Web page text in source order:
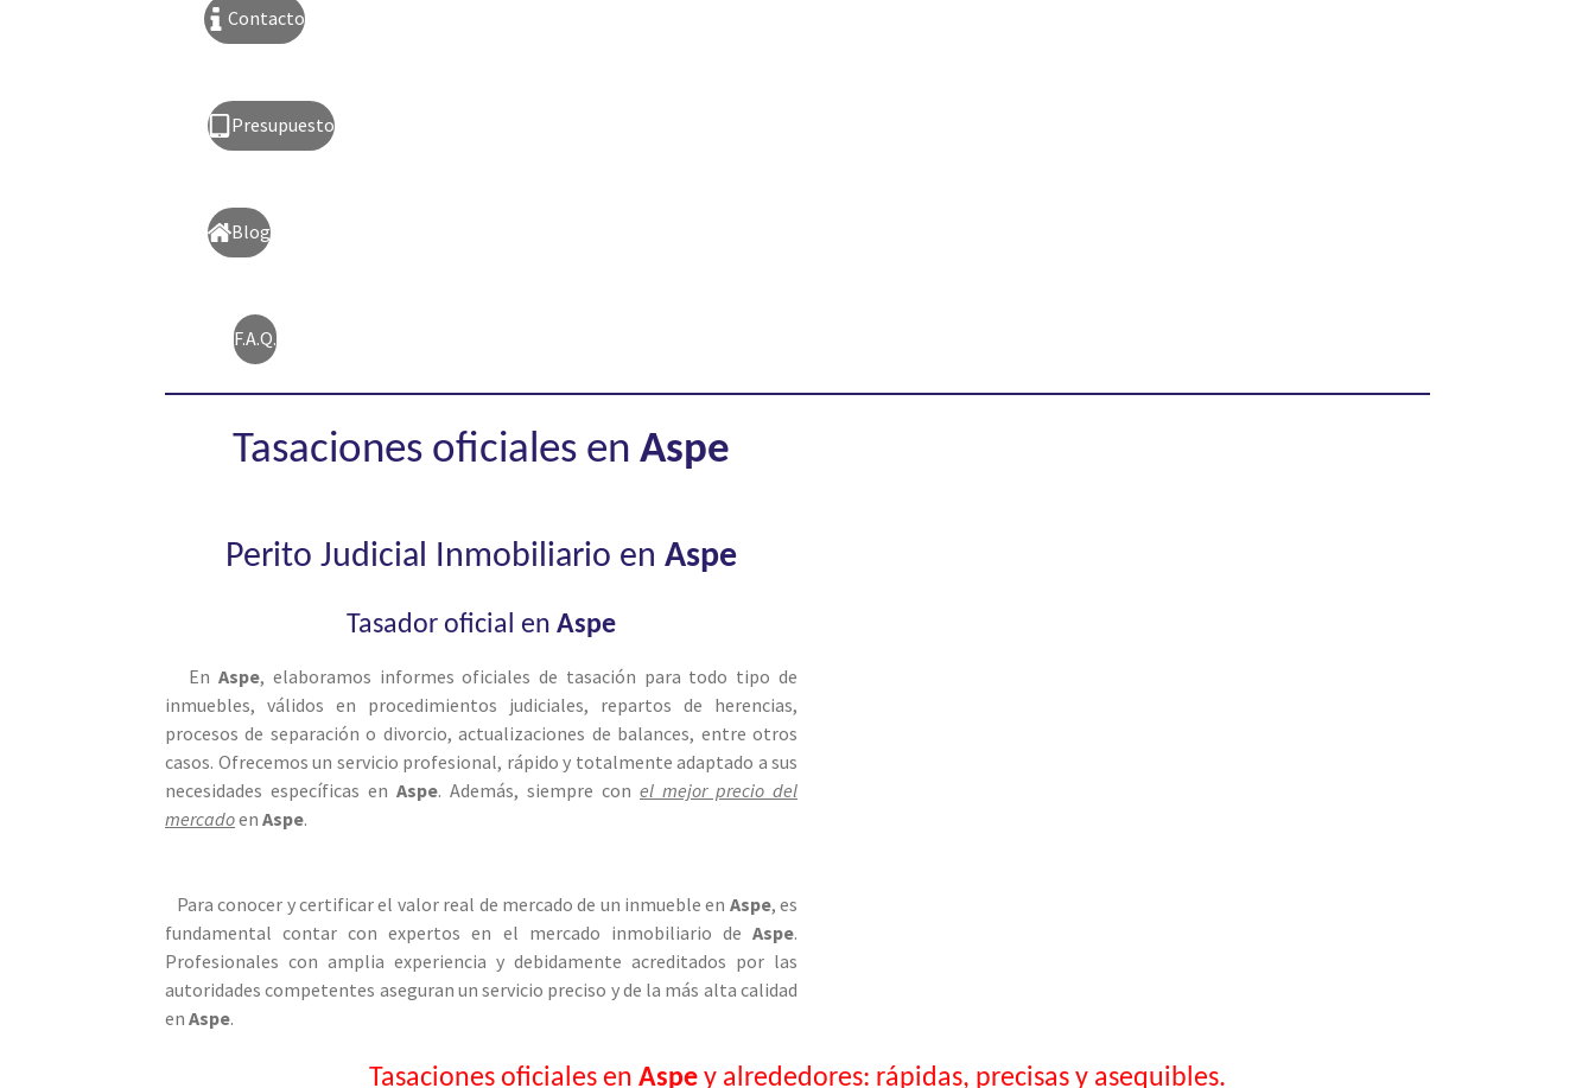
Contacto
Presupuesto
Blog
F.A.Q.
Tasaciones oficiales en Aspe
Perito Judicial Inmobiliario en Aspe
Tasador oficial en Aspe
EnAspe, elaboramos informes oficiales de tasación para todo tipo de
inmuebles, válidos en procedimientos judiciales, repartos de herencias,
procesos de separación o divorcio, actualizaciones de balances, entre otros
casos. Ofrecemos un servicio profesional, rápido y totalmente adaptado a sus
necesidades específicas en Aspe. Además, siempre con el mejor precio del
mercadoen Aspe.
Para conocer y certificar el valor real de mercado de un inmueble en Aspe, es
fundamental contar con expertos en el mercado inmobiliario de Aspe.
Profesionales con amplia experiencia y debidamente acreditados por las
autoridades competentes aseguran un servicio preciso y de la más alta calidad
en Aspe.
Tasaciones oficiales en Aspe y alrededores: rápidas, precisas y asequibles.